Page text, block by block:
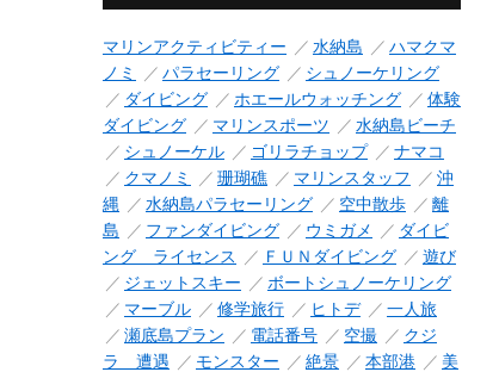
マリンアクティビティー 水納島
ハマクマ
ノミ
パラセーリング
シュノーケリング
ダイビング
ホエールウォッチング
体験
ダイビング
マリンスポーツ
水納島ビーチ
シュノーケル
ゴリラチョップ
ナマコ
クマノミ
珊瑚礁 マリンスタッフ
沖
縄
水納島パラセーリング 空中散歩
離
島
ファンダイビング ウミガメ
ダイビ
ング ライセンス
ＦＵＮダイビング
遊び
ジェットスキー
ボートシュノーケリング
マーブル
修学旅行 ヒトデ
一人旅
瀬底島プラン
電話番号 空撮
クジ
ラ 遭遇
モンスター 絶景 本部港
美